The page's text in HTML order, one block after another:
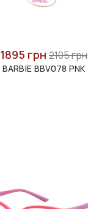
1895 грн 2105 грн
BARBIE BBV078 PNK